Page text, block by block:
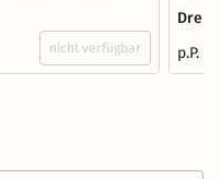
nicht verfügbar
p.P.